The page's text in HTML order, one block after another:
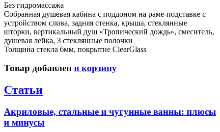
Без гидромассажа
Собранная душевая кабина с поддоном на раме-подставке с
устройством слива, задняя стенка, крыша, стеклянные
шторки, вертикальный душ «Тропический дождь», смеситель,
душевая лейка, 3 стеклянные полочки
Толщина стекла 6мм, покрытие ClearGlass
Товар добавлен в корзину
Статьи
Акриловые, стальные и чугунные ванны: плюсы
и минусы